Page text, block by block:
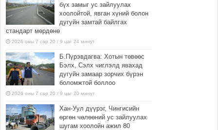
бүх замыг ус зайлуулах
хоолойтой, явган хүний болон
дугуйн замтай байлгах
стандарт мөрдөнө
2026 оны 7 сар 20 / 9 цаг 24 минут
Б.Пүрэвдагва: Хотын төвөөс
Бэлх, Сэлх чиглэлд явахад
дугуйн замаар зорчих бүрэн
боломжтой боллоо
2026 оны 7 сар 20 / 9 цаг 20 минут
Хан-Уул дүүрэг, Чингисийн
өргөн чөлөөний ус зайлуулах
шугам хоолойн ажил 80